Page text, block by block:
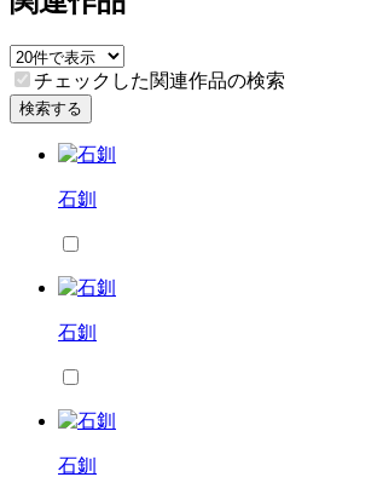
チェックした関連作品の検索
検索する
石釧
石釧
石釧